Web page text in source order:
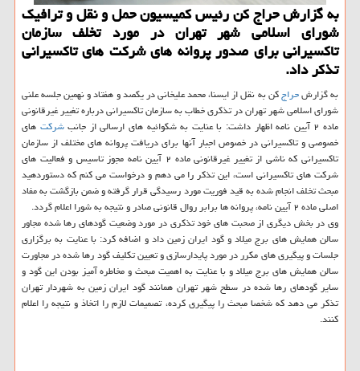
به گزارش حراج كن رئیس كمیسیون حمل و نقل و ترافیك
شورای اسلامی شهر تهران در مورد تخلف سازمان
تاكسیرانی برای صدور پروانه های شركت های تاكسیرانی
تذكر داد.
به گزارشحراجكن به نقل از ایسنا، محمد علیخانی در یكصد و هفتاد و نهمین جلسه علنی
شورای اسلامی شهر تهران در تذكری خطاب به سازمان تاكسیرانی درباره تغییر غیرقانونی
ماده ۲ آیین نامه اظهار داشت: با عنایت به شكوائیه های ارسالی از جانب
شركت های
خصوصی و تاكسیرانی در خصوص اجبار آنها برای دریافت پروانه های مختلف از سازمان
تاكسیرانی كه ناشی از تغییر غیرقانونی ماده ۲ آیین نامه مجوز تاسیس و فعالیت های
شركت های تاكسیرانی است، این تذكر را می دهم و درخواست می كنم كه دستوردهید
مبحث تخلف انجام شده به قید فوریت مورد رسیدگی قرار گرفته و ضمن بازگشت به مفاد
اصلی ماده ۲ آیین نامه، پروانه ها برابر روال قانونی صادر و نتیجه به شورا اعلام گردد.
وی در بخش دیگری از صحبت های خود تذكری در مورد وضعیت گودهای رها شده مجاور
سالن همایش های برج میلاد و گود ایران زمین داد و اضافه كرد: با عنایت به برگزاری
جلسات و پیگیری های مكرر در مورد پایدارسازی و تعیین تكلیف گود رها شده در مجاورت
سالن همایش های برج میلاد و با عنایت به اهمیت مبحث و مخاطره آمیز بودن این گود و
سایر گودهای رها شده در سطح شهر تهران همانند گود ایران زمین به شهردار تهران
تذكر می دهد كه شخصا مبحث را پیگیری كرده، تصمیمات لازم را اتخاذ و نتیجه را اعلام
كنند.